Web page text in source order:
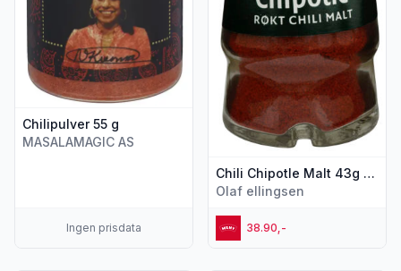
Chilipulver 55 g
MASALAMAGIC AS
Ingen prisdata
Chili Chipotle Malt 43g glass Hindu
Olaf ellingsen
38.90,-